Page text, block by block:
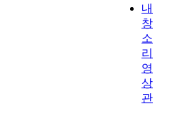
내
창
소
리
영
상
관